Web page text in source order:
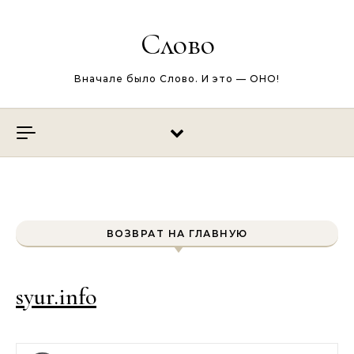
Слово
Вначале было Слово. И это — ОНО!
ВОЗВРАТ НА ГЛАВНУЮ
syur.info